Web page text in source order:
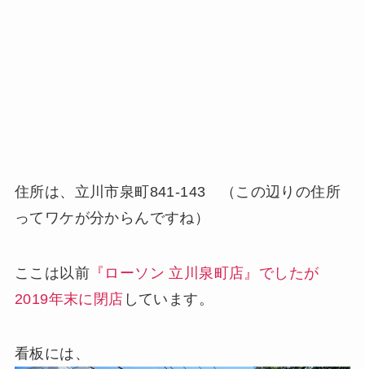
住所は、立川市泉町841-143 （この辺りの住所
ってワケが分からんですね）
ここは以前『ローソン 立川泉町店』でしたが
2019年末に閉店 しています。
看板には、